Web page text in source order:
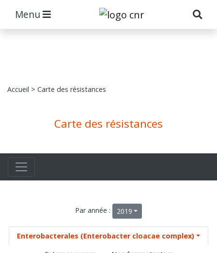
Menu
Accueil > Carte des résistances
Carte des résistances
Par année : 2019
Enterobacterales (Enterobacter cloacae complex)